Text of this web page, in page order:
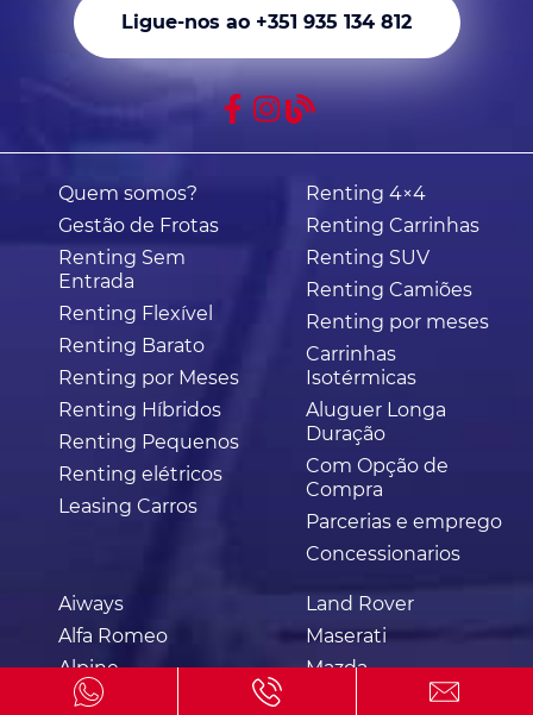
Ligue-nos ao +351 935 134 812
Quem somos?
Gestão de Frotas
Renting Sem
Entrada
Renting Flexível
Renting Barato
Renting por Meses
Renting Híbridos
Renting Pequenos
Renting elétricos
Leasing Carros
Aiways
Alfa Romeo
Alpine
Aston Martin
Land Rover
Maserati
Mazda
Renting 4×4
Renting Carrinhas
Renting SUV
Renting Camiões
Renting por meses
Carrinhas
Isotérmicas
Aluguer Longa
Duração
Com Opção de
Compra
Parcerias e emprego
Concessionarios